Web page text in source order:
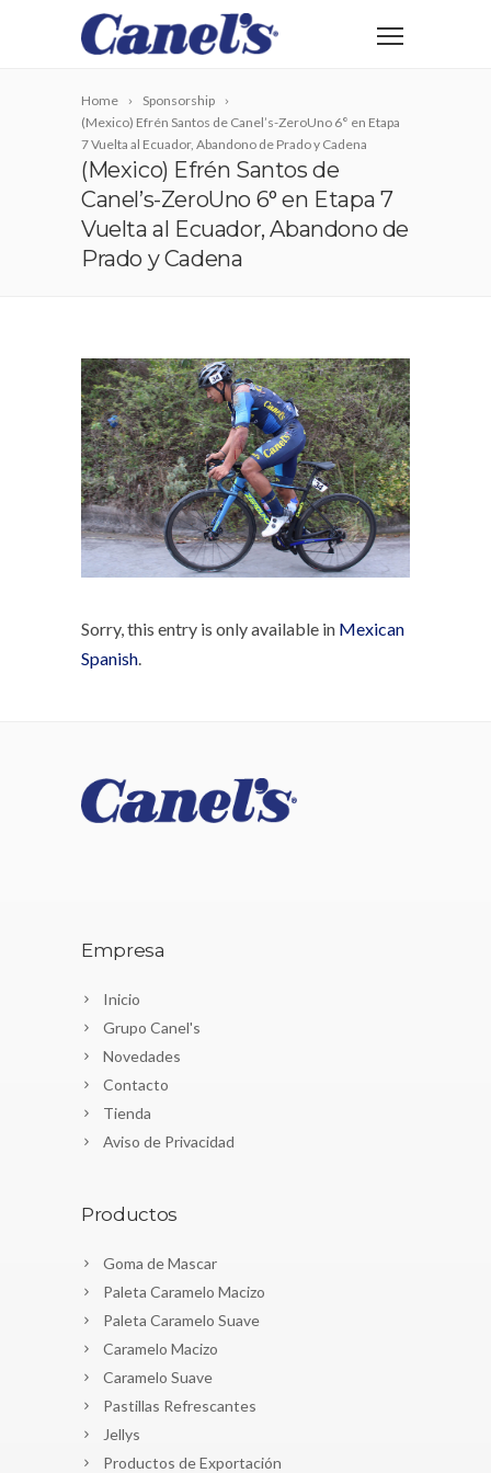
Home
Sponsorship
(Mexico) Efrén Santos de Canel’s-ZeroUno 6° en Etapa
7 Vuelta al Ecuador, Abandono de Prado y Cadena
(Mexico) Efrén Santos de
Canel’s-ZeroUno 6° en Etapa 7
Vuelta al Ecuador, Abandono de
Prado y Cadena
Sorry, this entry is only available in Mexican
Spanish.
Empresa
Inicio
Grupo Canel's
Novedades
Contacto
Tienda
Aviso de Privacidad
Productos
Goma de Mascar
Paleta Caramelo Macizo
Paleta Caramelo Suave
Caramelo Macizo
Caramelo Suave
Pastillas Refrescantes
Jellys
Productos de Exportación